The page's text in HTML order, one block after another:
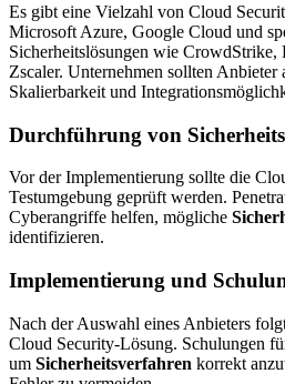
Es gibt eine Vielzahl von Cloud
Microsoft Azure, Google Cloud und
Sicherheitslösungen wie
Zscaler. Unternehmen sollten Anbieter
Skalierbarkeit und
Durchführung von
Vor der Implementierung sollte die
Testumgebung geprüft werden.
Cyberangriffe helfen, mögliche
identifizieren.
Implementierung und
Nach der Auswahl eines Anbieters
Cloud Security-Lösung. Schulungen
um Sicherheitsverfahren korrekt